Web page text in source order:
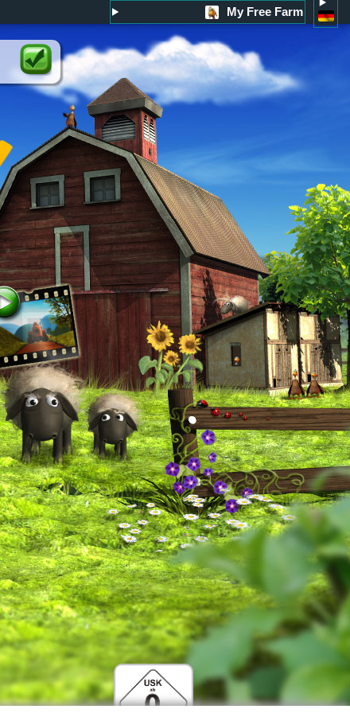
My Free Farm